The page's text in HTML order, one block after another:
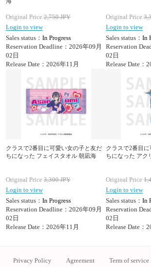
Original Price 2,750JPY
Login to view
Sales status： In Progress
Reservation Deadline：2026年09月
02日
Release Date：2026年11月
Original Price
Login to view
Sales status： In
Reservation
02日
Release Date：
クラスで2番目に可愛い女の子と友だ
ちになった フェイスタオル 朝凪海
Original Price 3,300JPY
Login to view
Sales status： In Progress
Reservation Deadline：2026年09月
02日
Release Date：2026年11月
クラスで2番目
ちになった アク
Original Price
Login to view
Sales status： In
Reservation
02日
Release Date：
Privacy Policy Agreement Term of service